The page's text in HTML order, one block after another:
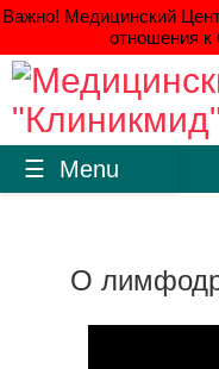
Важно! Медицинский
отношения
Menu
О